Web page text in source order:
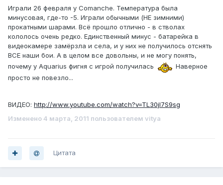
Играли 26 февраля у Comanche. Температура была
минусовая, где-то -5. Играли обычными (НЕ зимними)
прокатными шарами. Всё прошло отлично - в стволах
кололось очень редко. Единственный минус - батарейка в
видеокамере замёрзла и села, и у них не получилось отснять
ВСЕ наши бои. А в целом все довольны, и не могу понять,
почему у Aquarius фигня с игрой получилась
Наверное
просто не повезло...
ВИДЕО: http://www.youtube.com/watch?v=TL30jl7S9sg
Изменено4 марта, 2011 пользователем vitya
Цитата